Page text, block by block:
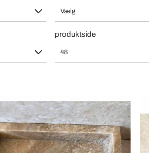
is massive and with aVælg
produktside
48